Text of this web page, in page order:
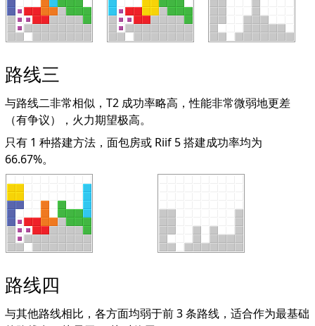
路线三
与路线二非常相似，T2 成功率略高，性能非常微弱地更差
（有争议），火力期望极高。
只有 1 种搭建方法，面包房或 Riif 5 搭建成功率均为
66.67%。
路线四
与其他路线相比，各方面均弱于前 3 条路线，适合作为最基础